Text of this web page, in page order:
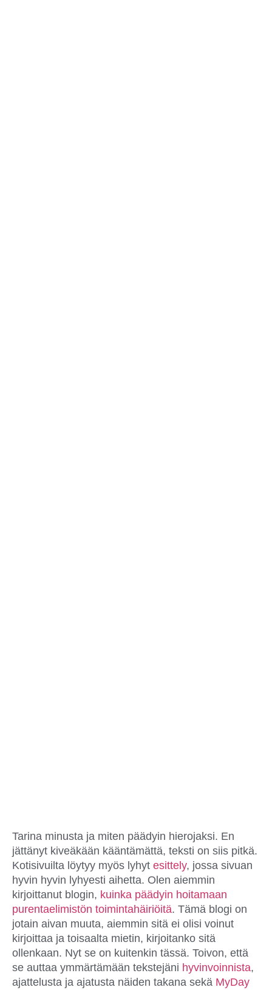
Tarina minusta ja miten päädyin hierojaksi. En
jättänyt kiveäkään kääntämättä, teksti on siis pitkä.
Kotisivuilta löytyy myös lyhyt esittely, jossa sivuan
hyvin hyvin lyhyesti aihetta. Olen aiemmin
kirjoittanut blogin, kuinka päädyin hoitamaan
purentaelimistön toimintahäiriöitä. Tämä blogi on
jotain aivan muuta, aiemmin sitä ei olisi voinut
kirjoittaa ja toisaalta mietin, kirjoitanko sitä
ollenkaan. Nyt se on kuitenkin tässä. Toivon, että
se auttaa ymmärtämään tekstejäni hyvinvoinnista,
ajattelusta ja ajatusta näiden takana sekä MyDay